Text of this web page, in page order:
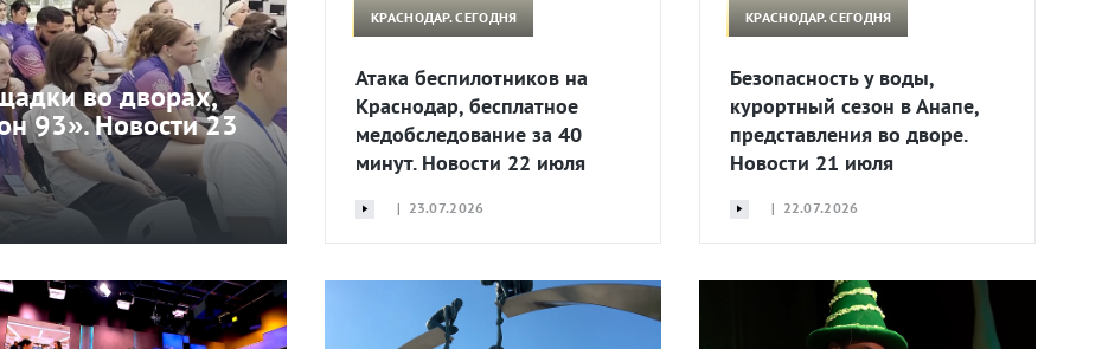
во дворах,
93». Новости 23
КРАСНОДАР. СЕГОДНЯ
Атака беспилотников на
Краснодар, бесплатное
медобследование за 40
минут. Новости 22 июля
| 23.07.2026
КРАСНОДАР. СЕГОДНЯ
Безопасность у воды,
курортный сезон в Анапе,
представления во дворе.
Новости 21 июля
| 22.07.2026